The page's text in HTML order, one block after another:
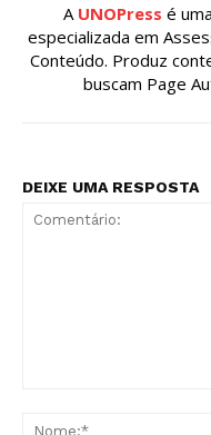
A UNOPress é
especializada em
Conteúdo. Produz
buscam Page
DEIXE UMA RESPOSTA